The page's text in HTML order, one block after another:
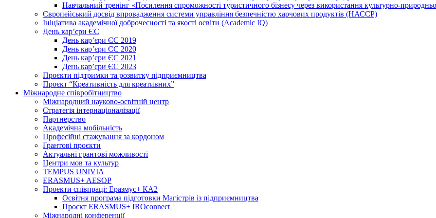
Навчальний тренінг «Посилення спроможності туристичного бізнесу через використання культурно-
Європейський досвід впровадження системи управління безпечністю харчових продуктів (НАССР)
Ініціатива академічної доброчесності та якості освіти (Academic IQ)
День кар’єри ЄС
День кар’єри ЄС 2019
День кар’єри ЄС 2020
День кар’єри ЄС 2021
День кар’єри ЄС 2023
Проєкти підтримки та розвитку підприємництва
Проєкт “Креативність для креативних”
Міжнародне співробітництво
Міжнародний науково-освітній центр
Стратегія інтернаціоналізації
Партнерство
Академічна мобільність
Професійні стажування за кордоном
Грантові проєкти
Актуальні грантові можливості
Центри мов та культур
TEMPUS UNIVIA
ERASMUS+ AESOP
Проекти співпраці: Еразмус+ КА2
Освітня програма підготовки Магістрів із підприємництва
Проєкт ERASMUS+ IROconnect
Міжнародні конференції